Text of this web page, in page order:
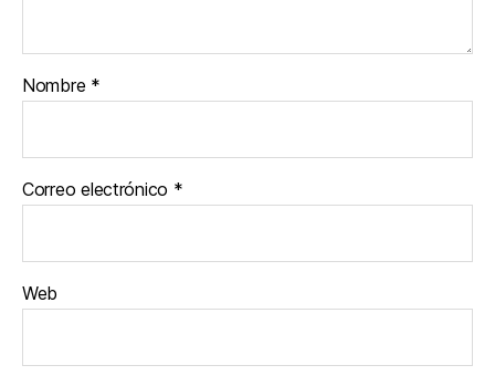
Nombre *
Correo electrónico *
Web